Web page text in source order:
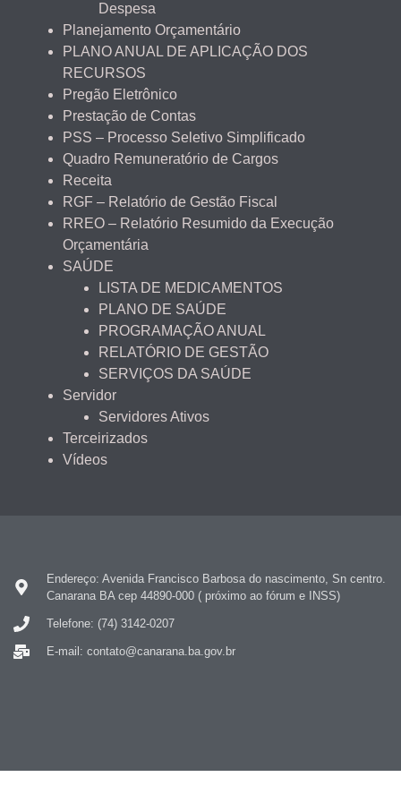
Despesa
Planejamento Orçamentário
PLANO ANUAL DE APLICAÇÃO DOS
RECURSOS
Pregão Eletrônico
Prestação de Contas
PSS – Processo Seletivo Simplificado
Quadro Remuneratório de Cargos
Receita
RGF – Relatório de Gestão Fiscal
RREO – Relatório Resumido da Execução
Orçamentária
SAÚDE
LISTA DE MEDICAMENTOS
PLANO DE SAÚDE
PROGRAMAÇÃO ANUAL
RELATÓRIO DE GESTÃO
SERVIÇOS DA SAÚDE
Servidor
Servidores Ativos
Terceirizados
Vídeos
Endereço: Avenida Francisco Barbosa do nascimento, Sn centro.
Canarana BA cep 44890-000 ( próximo ao fórum e INSS)
Telefone: (74) 3142-0207
E-mail: contato@canarana.ba.gov.br